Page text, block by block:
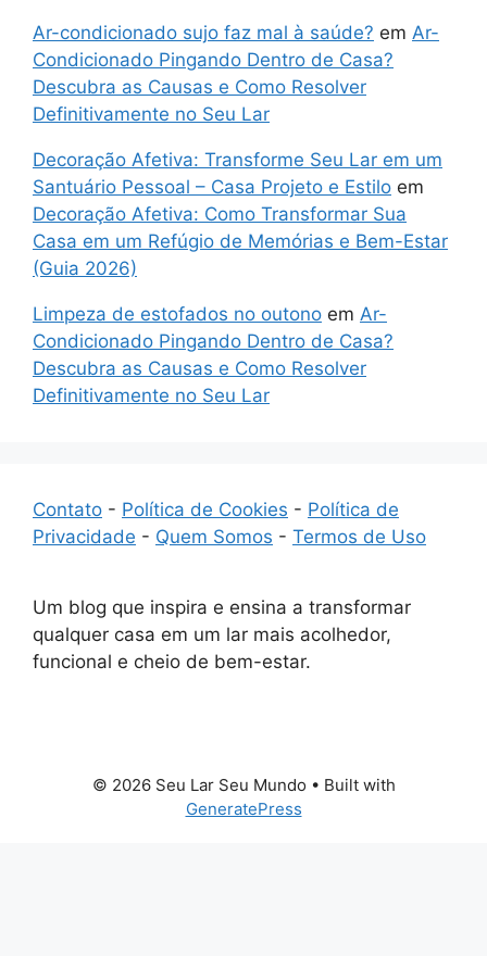
Ar-condicionado sujo faz mal à saúde? em Ar-
Condicionado Pingando Dentro de Casa?
Descubra as Causas e Como Resolver
Definitivamente no Seu Lar
Decoração Afetiva: Transforme Seu Lar em um
Santuário Pessoal – Casa Projeto e Estilo em
Decoração Afetiva: Como Transformar Sua
Casa em um Refúgio de Memórias e Bem-Estar
(Guia 2026)
Limpeza de estofados no outono em Ar-
Condicionado Pingando Dentro de Casa?
Descubra as Causas e Como Resolver
Definitivamente no Seu Lar
Contato - Política de Cookies - Política de
Privacidade - Quem Somos - Termos de Uso
Um blog que inspira e ensina a transformar
qualquer casa em um lar mais acolhedor,
funcional e cheio de bem-estar.
© 2026 Seu Lar Seu Mundo • Built with
GeneratePress